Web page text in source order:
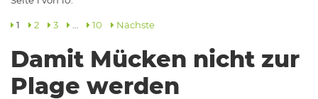
1 2 3 10 Nächste
Damit Mücken nicht zur
Plage werden